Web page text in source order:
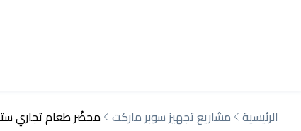
الرئيسية مشاريع تجهيز سوبر ماركت محضّر طعام تجاري